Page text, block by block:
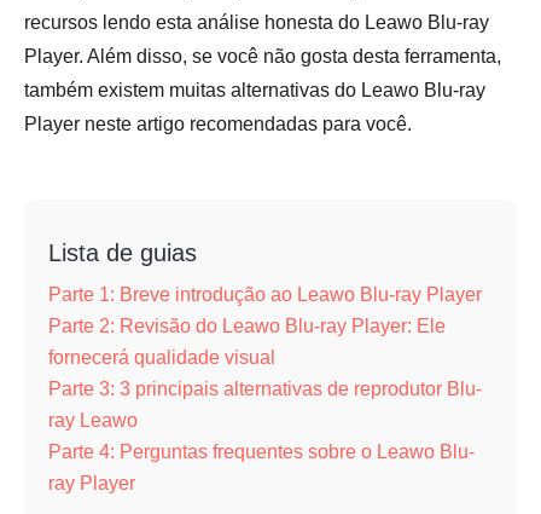
recursos lendo esta análise honesta do Leawo Blu-ray
Player. Além disso, se você não gosta desta ferramenta,
também existem muitas alternativas do Leawo Blu-ray
Player neste artigo recomendadas para você.
Lista de guias
Parte 1: Breve introdução ao Leawo Blu-ray Player
Parte 2: Revisão do Leawo Blu-ray Player: Ele
fornecerá qualidade visual
Parte 3: 3 principais alternativas de reprodutor Blu-
ray Leawo
Parte 4: Perguntas frequentes sobre o Leawo Blu-
ray Player